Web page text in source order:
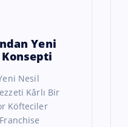
Yeni
Nesil
Kârlı Bir
Köfteciler